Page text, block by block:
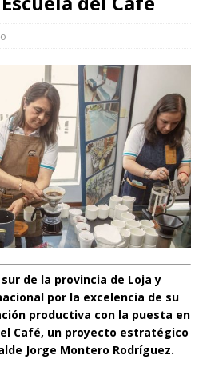
de la provincia de Loja y
por la excelencia de su
productiva con la puesta en
Café, un proyecto estratégico
Jorge Montero Rodríguez.